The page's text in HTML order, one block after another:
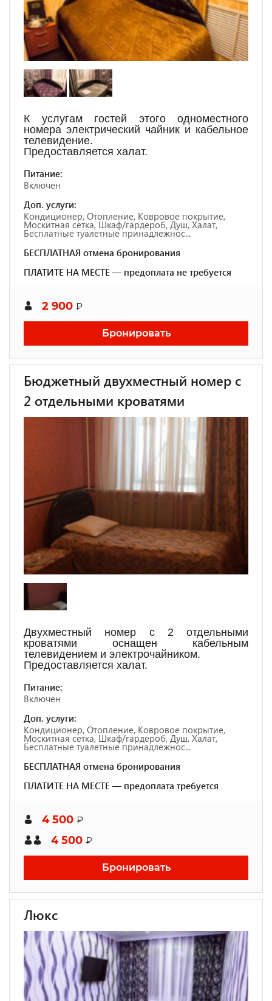
К услугам гостей этого одноместного
номера электрический чайник и кабельное
телевидение.
Предоставляется халат.
Питание:
Включен
Доп. услуги:
Кондиционер, Отопление, Ковровое покрытие,
Москитная сетка, Шкаф/гардероб, Душ, Халат,
Бесплатные туалетные принадлежнос...
БЕСПЛАТНАЯ отмена бронирования
ПЛАТИТЕ НА МЕСТЕ — предоплата не требуется
2 900 ₽
Бронировать
Бюджетный двухместный номер с
2 отдельными кроватями
Двухместный номер с 2 отдельными
кроватями оснащен кабельным
телевидением и электрочайником.
Предоставляется халат.
Питание:
Включен
Доп. услуги:
Кондиционер, Отопление, Ковровое покрытие,
Москитная сетка, Шкаф/гардероб, Душ, Халат,
Бесплатные туалетные принадлежнос...
БЕСПЛАТНАЯ отмена бронирования
ПЛАТИТЕ НА МЕСТЕ — предоплата требуется
4 500 ₽
4 500 ₽
Бронировать
Люкс